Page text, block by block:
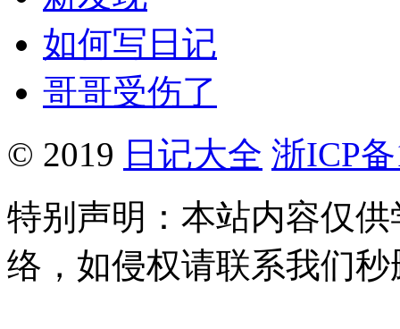
如何写日记
哥哥受伤了
© 2019 日记大全 浙ICP
特别声明：本站内容仅
络，如侵权请联系我们秒